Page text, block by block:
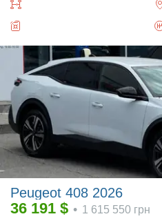
Peugeot 408 2026
36 191 $ • 1 615 550 грн